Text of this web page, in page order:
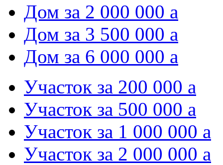
Дом за 2 000 000 a
Дом за 3 500 000 a
Дом за 6 000 000 a
Участок за 200 000 a
Участок за 500 000 a
Участок за 1 000 000 a
Участок за 2 000 000 a